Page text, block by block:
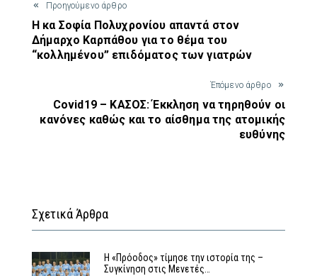
Προηγούμενο άρθρο
Η κα Σοφία Πολυχρονίου απαντά στον
Δήμαρχο Καρπάθου για το θέμα του
“κολλημένου” επιδόματος των γιατρών
Έπόμενο άρθρο
Covid19 – ΚΑΣΟΣ: Έκκληση να τηρηθούν οι
κανόνες καθώς και το αίσθημα της ατομικής
ευθύνης
Σχετικά Άρθρα
Η «Πρόοδος» τίμησε την ιστορία της –
Συγκίνηση στις Μενετές…